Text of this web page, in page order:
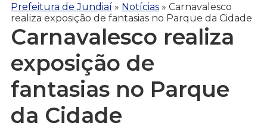
Prefeitura de Jundiaí » Notícias » Carnavalesco
realiza exposição de fantasias no Parque da Cidade
Carnavalesco realiza
exposição de
fantasias no Parque
da Cidade